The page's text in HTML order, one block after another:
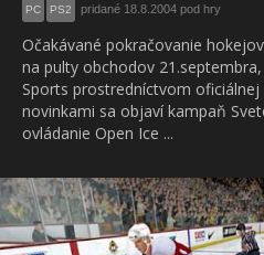
PC PS2 pridané 18.8.2004 pod hry
Očakávané pokračovanie
na pulty obchodov
Sports prostredníctvom
novinkami sa objaví kampaň
ovládanie Open Ice ...